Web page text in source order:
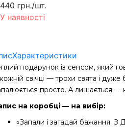
440 грн./шт.
У наявності
Характеристики
подарунок із сенсом, який
свічці — трохи свята і дуже
просто. А лишається —
на коробці — на вибір:
«Запали і загадай бажання.